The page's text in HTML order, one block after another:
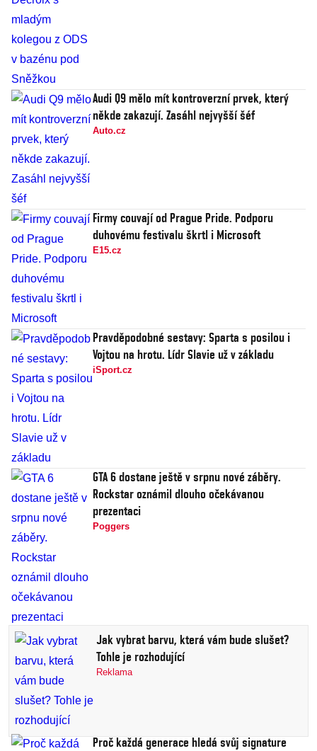
Audi Q9 mělo mít kontroverzní prvek, který
někde zakazují. Zasáhl nejvyšší šéf
Auto.cz
Firmy couvají od Prague Pride. Podporu
duhovému festivalu škrtl i Microsoft
E15.cz
Pravděpodobné sestavy: Sparta s posilou i
Vojtou na hrotu. Lídr Slavie už v základu
iSport.cz
GTA 6 dostane ještě v srpnu nové záběry.
Rockstar oznámil dlouho očekávanou
prezentaci
Poggers
Jak vybrat barvu, která vám bude slušet?
Tohle je rozhodující
Reklama
Proč každá generace hledá svůj signature